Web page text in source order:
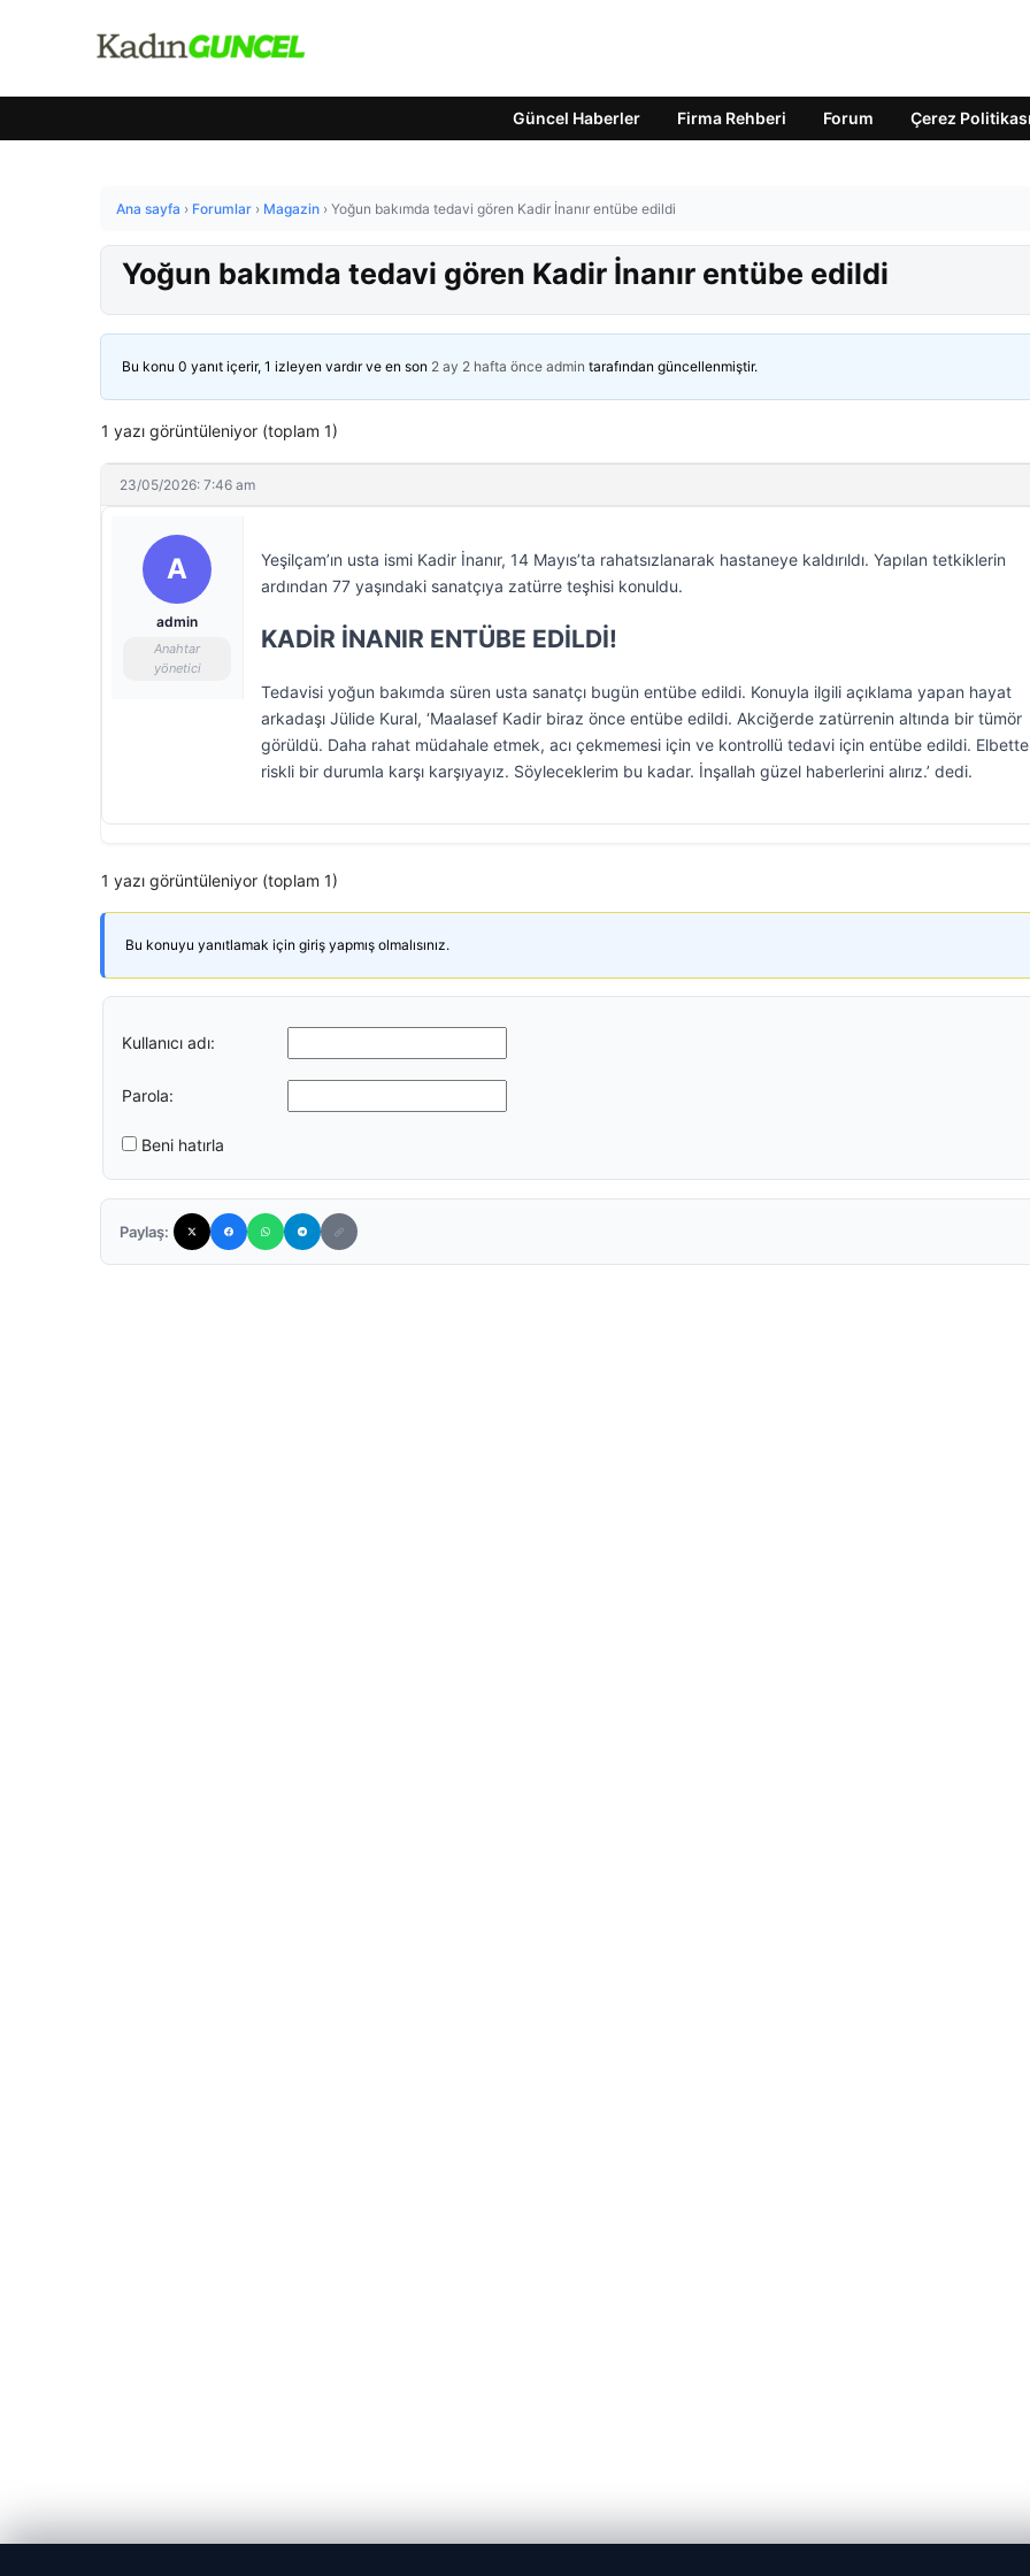
Güncel Haberler Firma Rehberi Forum Çerez Politikası
Ana sayfa › Forumlar › Magazin › Yoğun bakımda tedavi gören Kadir İnanır entübe edildi
Yoğun bakımda tedavi gören Kadir İnanır entübe edildi
Bu konu 0 yanıt içerir, 1 izleyen vardır ve en son 2 ay 2 hafta önce admin tarafından güncellenmiştir.
1 yazı görüntüleniyor (toplam 1)
23/05/2026: 7:46 am
A
admin
Anahtar
yönetici
Yeşilçam’ın usta ismi Kadir İnanır, 14 Mayıs’ta rahatsızlanarak hastaneye kaldırıldı. Yapılan tetkiklerin
ardından 77 yaşındaki sanatçıya zatürre teşhisi konuldu.
KADİR İNANIR ENTÜBE EDİLDİ!
Tedavisi yoğun bakımda süren usta sanatçı bugün entübe edildi. Konuyla ilgili açıklama yapan hayat
arkadaşı Jülide Kural, ‘Maalasef Kadir biraz önce entübe edildi. Akciğerde zatürrenin altında bir tümör
görüldü. Daha rahat müdahale etmek, acı çekmemesi için ve kontrollü tedavi için entübe edildi.
riskli bir durumla karşı karşıyayız. Söyleceklerim bu kadar. İnşallah güzel haberlerini alırız.’ dedi.
1 yazı görüntüleniyor (toplam 1)
Bu konuyu yanıtlamak için giriş yapmış olmalısınız.
Kullanıcı adı:
Parola:
Beni hatırla
Paylaş: